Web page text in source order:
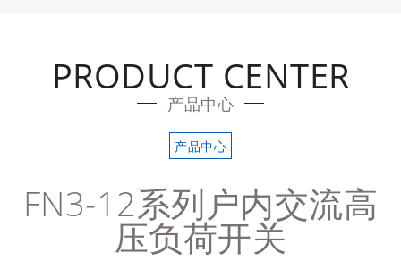
PRODUCT CENTER
产品中心
产品中心
FN3-12系列户内交流高
压负荷开关